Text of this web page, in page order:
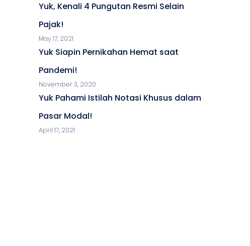
Yuk, Kenali 4 Pungutan Resmi Selain
Pajak!
May 17, 2021
Yuk Siapin Pernikahan Hemat saat
Pandemi!
November 3, 2020
Yuk Pahami Istilah Notasi Khusus dalam
Pasar Modal!
April 17, 2021